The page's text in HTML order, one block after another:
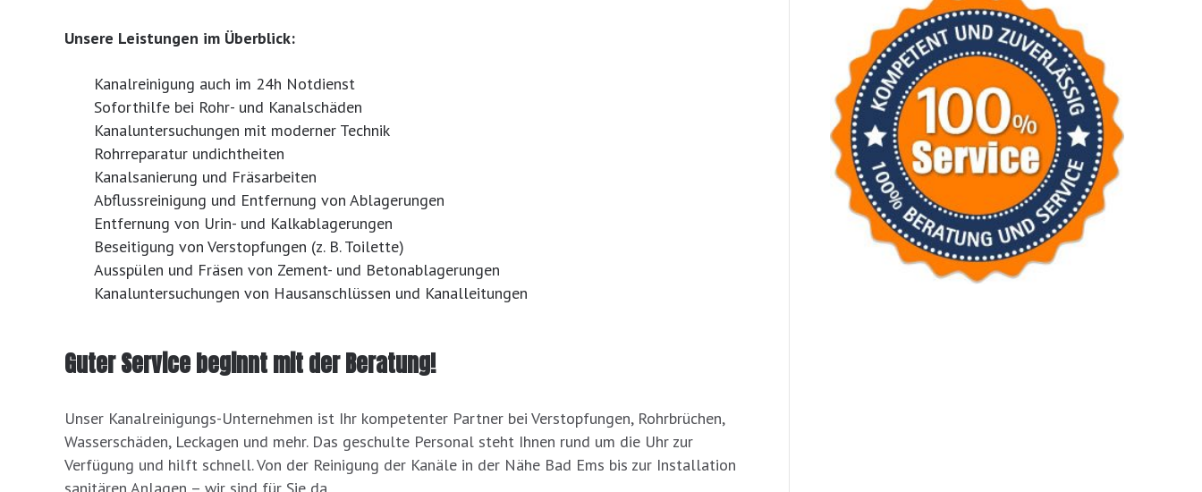
Unsere Leistungen im Überblick:
Kanalreinigung auch im 24h Notdienst
Soforthilfe bei Rohr- und Kanalschäden
Kanaluntersuchungen mit moderner Technik
Rohrreparatur undichtheiten
Kanalsanierung und Fräsarbeiten
Abflussreinigung und Entfernung von Ablagerungen
Entfernung von Urin- und Kalkablagerungen
Beseitigung von Verstopfungen (z. B. Toilette)
Ausspülen und Fräsen von Zement- und Betonablagerungen
Kanaluntersuchungen von Hausanschlüssen und Kanalleitungen
Guter Service beginnt mit der Beratung!
Unser Kanalreinigungs-Unternehmen ist Ihr kompetenter Partner bei Verstopfungen, Rohrbrüchen,
Wasserschäden, Leckagen und mehr. Das geschulte Personal steht Ihnen rund um die Uhr zur
Verfügung und hilft schnell. Von der Reinigung der Kanäle in der Nähe Bad Ems bis zur Installation
sanitären Anlagen – wir sind für Sie da.